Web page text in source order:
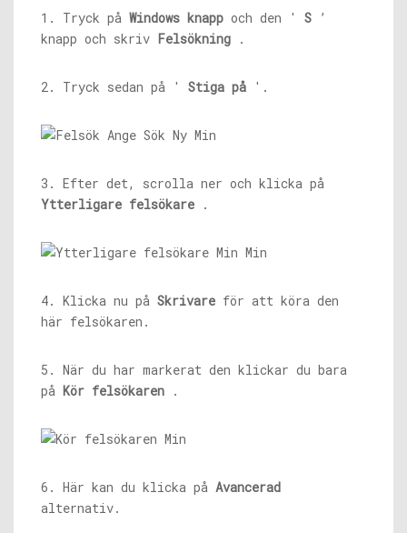
1. Tryck på Windows knapp och den ' S ’
knapp och skriv Felsökning .
2. Tryck sedan på ' Stiga på '.
3. Efter det, scrolla ner och klicka på
Ytterligare felsökare .
4. Klicka nu på Skrivare för att köra den
här felsökaren.
5. När du har markerat den klickar du bara
på Kör felsökaren .
6. Här kan du klicka på Avancerad
alternativ.